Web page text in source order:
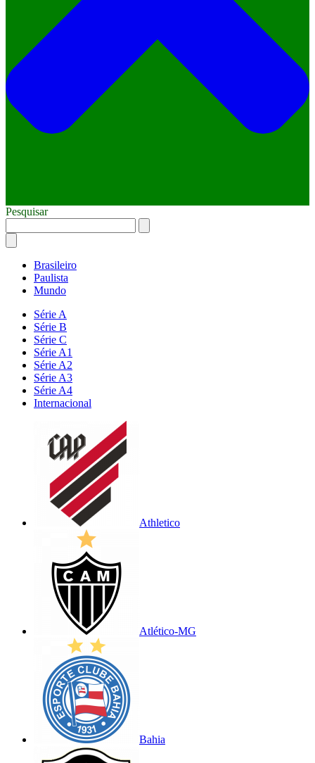
Pesquisar
Brasileiro
Paulista
Mundo
Série A
Série B
Série C
Série A1
Série A2
Série A3
Série A4
Internacional
Athletico
Atlético-MG
Bahia